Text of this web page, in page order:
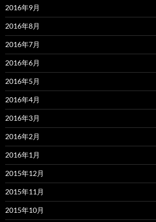
2016年9月
2016年8月
2016年7月
2016年6月
2016年5月
2016年4月
2016年3月
2016年2月
2016年1月
2015年12月
2015年11月
2015年10月